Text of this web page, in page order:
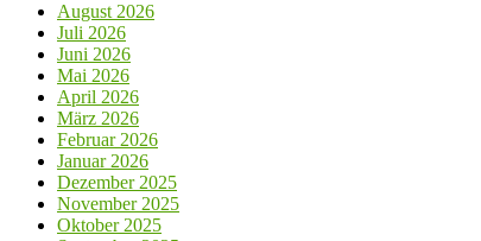
August 2026
Juli 2026
Juni 2026
Mai 2026
April 2026
März 2026
Februar 2026
Januar 2026
Dezember 2025
November 2025
Oktober 2025